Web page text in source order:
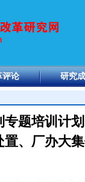
评论 研究
专题培训计
、厂办大集